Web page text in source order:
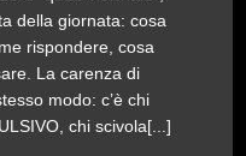
della giornata: cosa
rispondere, cosa
La carenza di
modo: c’è chi
chi scivola[...]